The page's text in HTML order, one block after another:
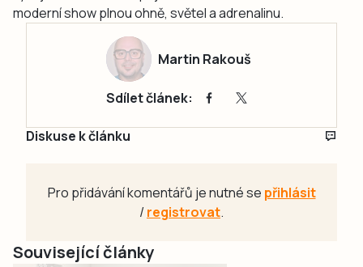
moderní show plnou ohně, světel a adrenalinu.
Martin Rakouš
Sdílet článek:
Diskuse k článku
Pro přidávání komentářů je nutné se přihlásit
/registrovat.
Související články